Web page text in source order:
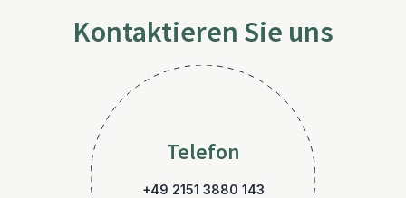
Kontaktieren Sie uns
Telefon
+49 2151 3880 143